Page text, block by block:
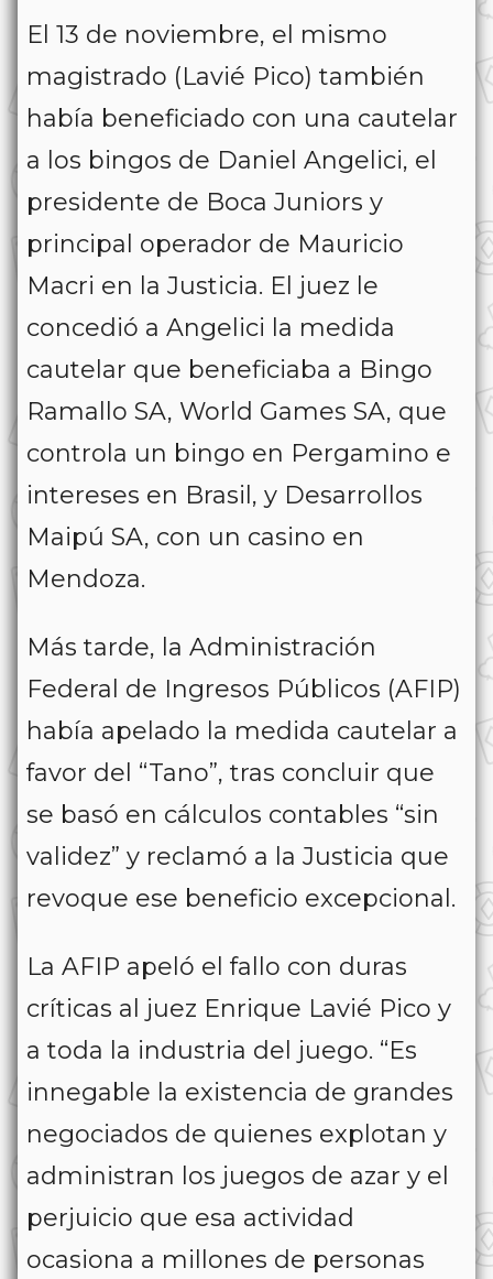
El 13 de noviembre, el mismo
magistrado (Lavié Pico) también
había beneficiado con una cautelar
a los bingos de Daniel Angelici, el
presidente de Boca Juniors y
principal operador de Mauricio
Macri en la Justicia. El juez le
concedió a Angelici la medida
cautelar que beneficiaba a Bingo
Ramallo SA, World Games SA, que
controla un bingo en Pergamino e
intereses en Brasil, y Desarrollos
Maipú SA, con un casino en
Mendoza.
Más tarde, la Administración
Federal de Ingresos Públicos (AFIP)
había apelado la medida cautelar a
favor del “Tano”, tras concluir que
se basó en cálculos contables “sin
validez” y reclamó a la Justicia que
revoque ese beneficio excepcional.
La AFIP apeló el fallo con duras
críticas al juez Enrique Lavié Pico y
a toda la industria del juego. “Es
innegable la existencia de grandes
negociados de quienes explotan y
administran los juegos de azar y el
perjuicio que esa actividad
ocasiona a millones de personas